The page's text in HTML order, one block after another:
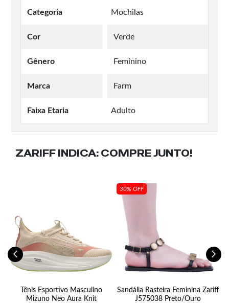
Categoria Mochilas
Cor Verde
Gênero Feminino
Marca Farm
Faixa Etaria Adulto
ZARIFF INDICA: COMPRE JUNTO!
Tênis Esportivo Masculino
Mizuno Neo Aura Knit
30% OFF
Sandália Rasteira Feminina Zariff
J575038 Preto/Ouro